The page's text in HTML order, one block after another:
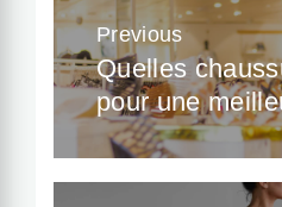
Navigation
de
l’article
Previous
Previous
post:
Quelles
pour une